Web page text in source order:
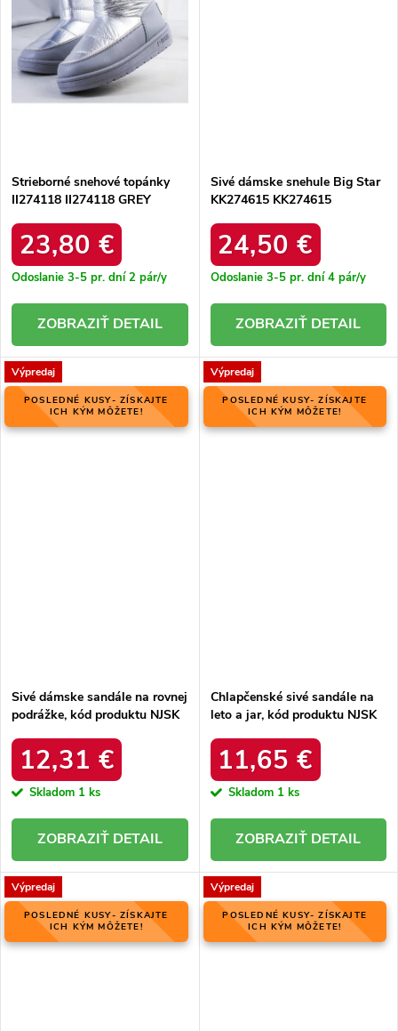
Strieborné snehové topánky
II274118 II274118 GREY
23,80 €
Odoslanie 3-5 pr. dní2 pár/y
DETAIL
Sivé dámske snehule Big Star
KK274615 KK274615
24,50 €
Odoslanie 3-5 pr. dní4 pár/y
DETAIL
Výpredaj
POSLEDNÉ KUSY- ZÍSKAJTE
ICH KÝM MÔŽETE!
Sivé dámske sandále na rovnej
podrážke, kód produktu NJSK
12,31 €
Skladom 1 ks
DETAIL
Výpredaj
POSLEDNÉ KUSY- ZÍSKAJTE
ICH KÝM MÔŽETE!
Chlapčenské sivé sandále na
leto a jar, kód produktu NJSK
11,65 €
Skladom 1 ks
DETAIL
Výpredaj
POSLEDNÉ KUSY- ZÍSKAJTE
ICH KÝM MÔŽETE!
Výpredaj
POSLEDNÉ KUSY- ZÍSKAJTE
ICH KÝM MÔŽETE!